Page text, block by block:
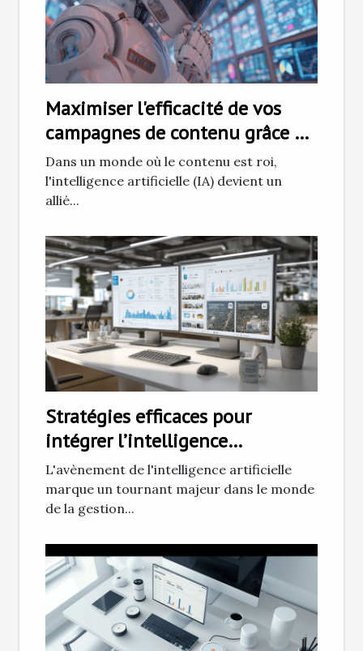
Maximiser l'efficacité de vos
campagnes de contenu grâce à
l'intelligence artificielle
Dans un monde où le contenu est roi,
l'intelligence artificielle (IA) devient un
allié...
Stratégies efficaces pour
intégrer l’intelligence
artificielle dans la gestion
clientèle
L'avènement de l'intelligence artificielle
marque un tournant majeur dans le monde
de la gestion...